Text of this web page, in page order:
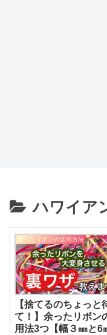
ハワイア
余ったリボンの活用方法
【捨てるのちょっと
て！】余ったリボン
用法3つ【幅３㎜と6